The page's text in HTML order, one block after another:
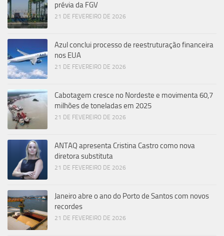
prévia da FGV
21 DE FEVEREIRO DE 2026
Azul conclui processo de reestruturação financeira
nos EUA
21 DE FEVEREIRO DE 2026
Cabotagem cresce no Nordeste e movimenta 60,7
milhões de toneladas em 2025
21 DE FEVEREIRO DE 2026
ANTAQ apresenta Cristina Castro como nova
diretora substituta
21 DE FEVEREIRO DE 2026
Janeiro abre o ano do Porto de Santos com novos
recordes
21 DE FEVEREIRO DE 2026